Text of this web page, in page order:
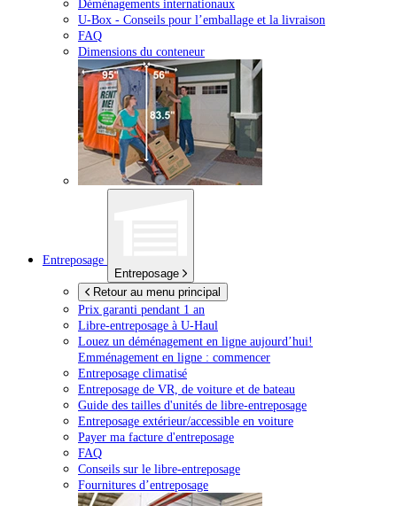
Déménagements internationaux
U-Box - Conseils pour l’emballage et la livraison
FAQ
Dimensions du conteneur
Entreposage
Entreposage
Retour au menu principal
Prix garanti pendant 1 an
Libre-entreposage à U-Haul
Louez un déménagement en ligne aujourd’hui!
Emménagement en ligne : commencer
Entreposage climatisé
Entreposage de VR, de voiture et de bateau
Guide des tailles d'unités de libre-entreposage
Entreposage extérieur/accessible en voiture
Payer ma facture d'entreposage
FAQ
Conseils sur le libre-entreposage
Fournitures d’entreposage